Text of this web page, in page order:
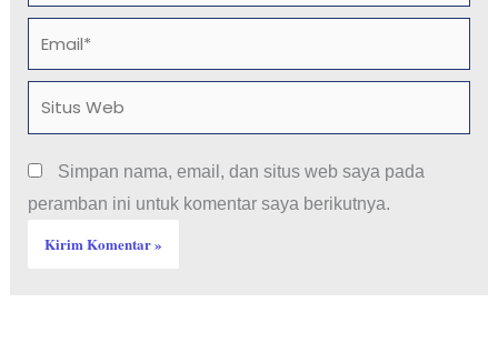
Simpan nama, email, dan situs web saya pada
peramban ini untuk komentar saya berikutnya.